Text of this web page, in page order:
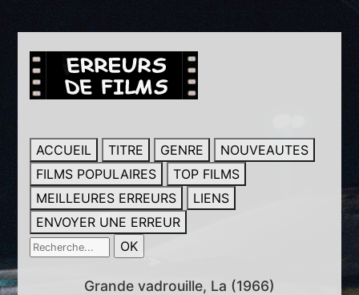
ACCUEIL TITRE GENRE
NOUVEAUTES
FILMS POPULAIRES
TOP FILMS
MEILLEURES ERREURS
LIENS
ENVOYER UNE ERREUR
Grande vadrouille, La (1966)